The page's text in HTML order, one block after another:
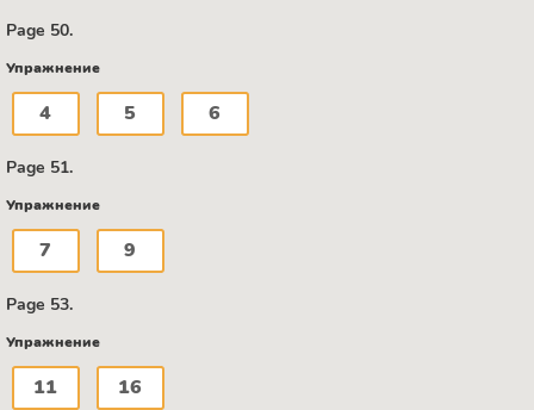
Page 50.
Упражнение
4 5 6
Page 51.
Упражнение
7 9
Page 53.
Упражнение
11 16